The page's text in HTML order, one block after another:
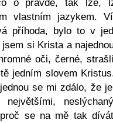
o pravdě, tak lže,
vlastním jazykem.
příhoda, bylo to v
si Krista a
oči, černé,
jedním slovem
se mi zdálo, že
se na mě tak